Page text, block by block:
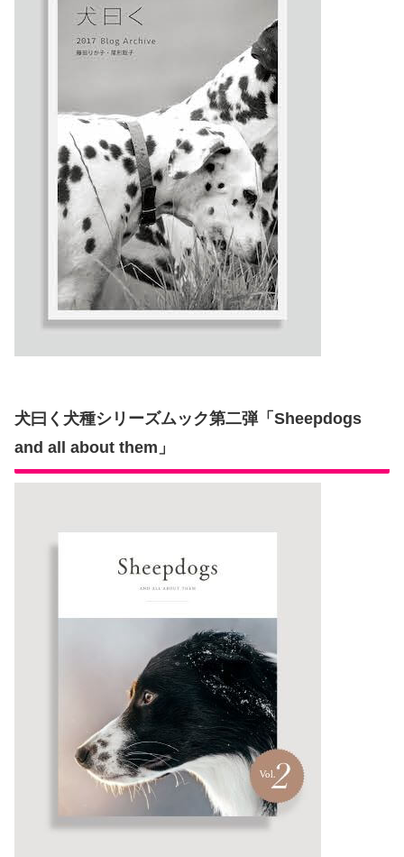
犬曰く犬種シリーズムック第二弾「Sheepdogs
and all about them」